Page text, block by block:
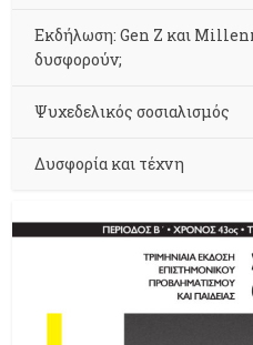
Εκδήλωση: Gen Z και
δυσφορούν;
Ψυχεδελικός σοσιαλισμός
Δυσφορία και τέχνη